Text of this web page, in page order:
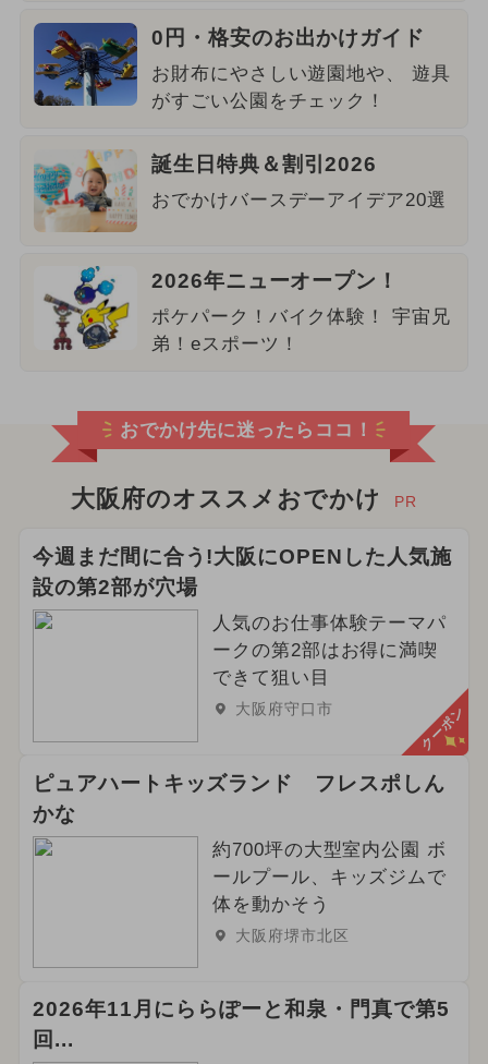
0円・格安のお出かけガイド
お財布にやさしい遊園地や、 遊具
がすごい公園をチェック！
誕生日特典＆割引2026
おでかけバースデーアイデア20選
2026年ニューオープン！
ポケパーク！バイク体験！ 宇宙兄
弟！eスポーツ！
おでかけ先に迷ったらココ！
大阪府のオススメおでかけ PR
今週まだ間に合う!大阪にOPENした人気施
設の第2部が穴場
人気のお仕事体験テーマパ
ークの第2部はお得に満喫
できて狙い目
大阪府守口市 クーポン
ピュアハートキッズランド フレスポしん
かな
約700坪の大型室内公園 ボ
ールプール、キッズジムで
体を動かそう
大阪府堺市北区
2026年11月にららぽーと和泉・門真で第5
回...